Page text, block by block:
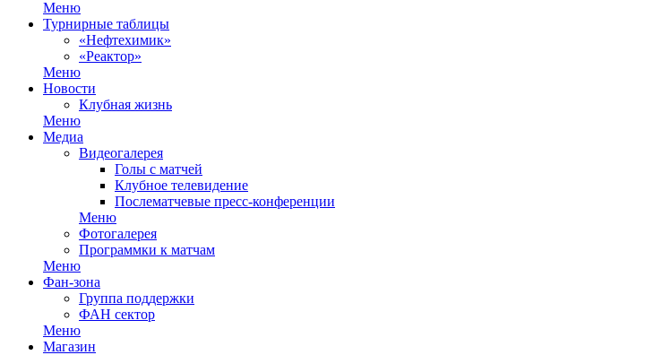
Меню
Турнирные таблицы
«Нефтехимик»
«Реактор»
Меню
Новости
Клубная жизнь
Меню
Медиа
Видеогалерея
Голы с матчей
Клубное телевидение
Послематчевые пресс-конференции
Меню
Фотогалерея
Программки к матчам
Меню
Фан-зона
Группа поддержки
ФАН сектор
Меню
Магазин